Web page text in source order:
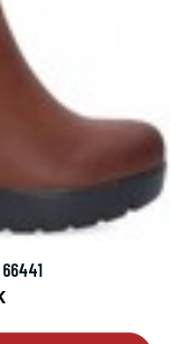
66441